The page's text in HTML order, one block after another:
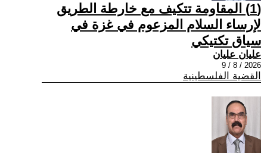
(1) المقاومة تتكيف مع خارطة الطريق
لإرساء السلام المزعوم في غزة في
سياق تكتيكي
عليان عليان
2026 / 8 / 9
القضية الفلسطينية